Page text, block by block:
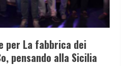
per La fabbrica dei
pensando alla Sicilia